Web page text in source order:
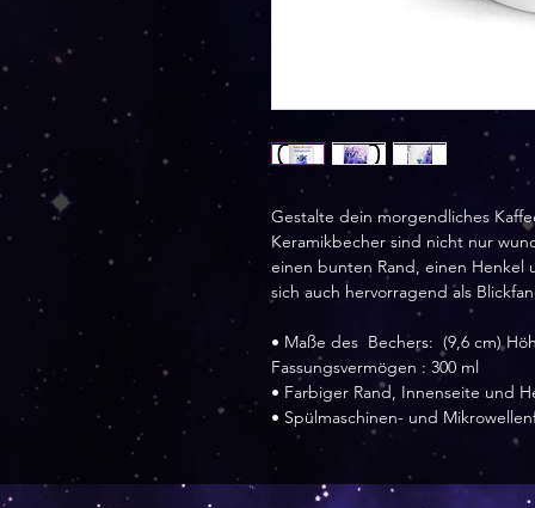
Gestalte dein morgendliches
Keramikbecher sind nicht nur
einen bunten Rand, einen Henkel
sich auch hervorragend als
• Maße des  Bechers:  (9,6 cm)
Fassungsvermögen : 300 ml
• Farbiger Rand, Innenseite und
• Spülmaschinen- und